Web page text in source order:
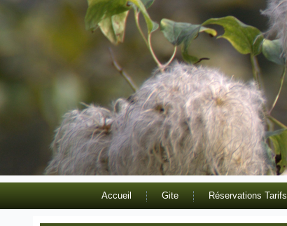
Accueil Gite Réservations Tarifs